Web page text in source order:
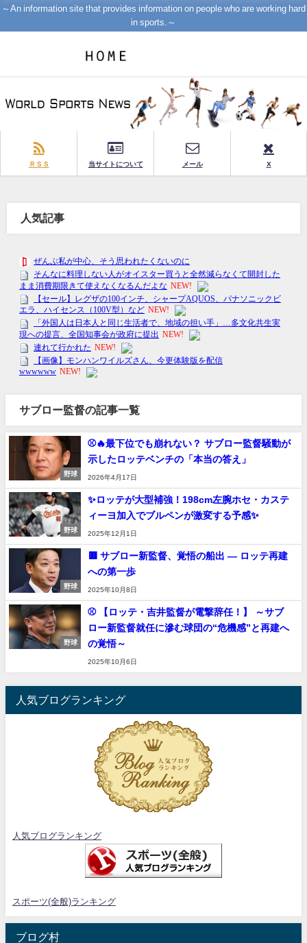
～An information site that provides information on people who are working hard
in sports.～
ＲＳＳ 当サイトについて メール X
人気記事
サブロー監督の記事一覧
野球
⚾🔥最下位でも崩れない？ サブロー監督騒動が
示したロッテベンチの「本当の答え」
2026年4月17日
野球
✨ロッテが大型補強！198cm左腕ホセ・カステ
ィーヨ加入でブルペンが激変する予感✨
2025年12月1日
野球
🟥 サブロー新監督、覚悟の船出 ― ロッテ再建
への第一歩
2025年10月8日
野球
⚾ 【ロッテ・吉井監督が電撃辞任！】 ～サブ
ロー新監督就任に滲む球団の“危機感”と再建へ
の覚悟～
2025年10月6日
人気ブログランキング
人気ブログランキング
スポーツ(全般)ランキング
ブログ村